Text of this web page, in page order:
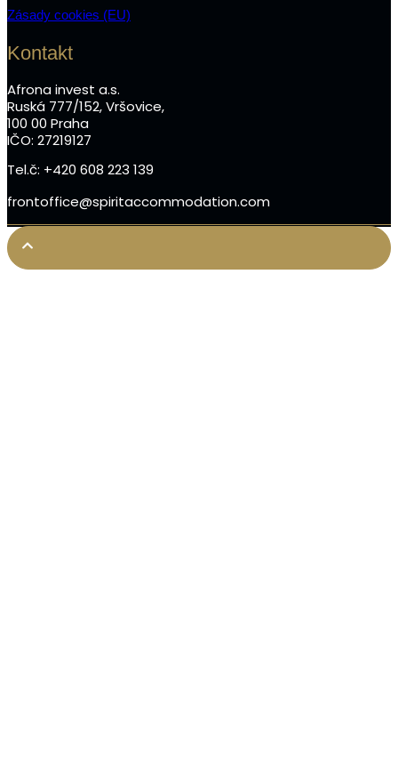
Zásady cookies (EU)
Kontakt
Afrona invest a.s.
Ruská 777/152, Vršovice,
100 00 Praha
IČO: 27219127
Tel.č: +420 608 223 139
frontoffice@spiritaccommodation.com